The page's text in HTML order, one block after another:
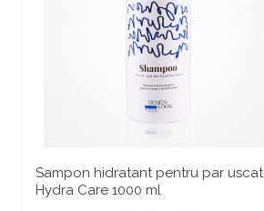
Sampon hidratant pentru par uscat
Hydra Care 1000 ml